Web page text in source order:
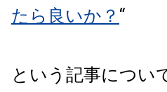
たら良いか？ “
という記事につい